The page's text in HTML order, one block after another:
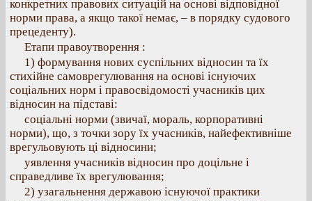
конкретних правових ситуацій на основі відповідної
норми права, а якщо такої немає, – в порядку судового
прецеденту).
Етапи правоутворення :
1) формування нових суспільних відносин та їх
стихійне самоврегулювання на основі існуючих
соціальних норм і правосвідомості учасників цих
відносин на підставі:
соціальні норми (звичаї, мораль, корпоративні
норми), що, з точки зору їх учасників, найефективніше
врегульовують ці відносини;
уявлення учасників відносин про доцільне і
справедливе їх врегулювання;
2) узагальнення державою існуючої практики